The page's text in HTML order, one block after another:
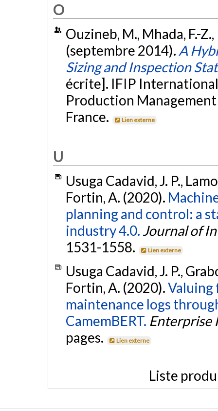
O
Ouzineb, M., Mhada, F.-
(septembre 2014). A
Sizing and Inspection
écrite]. IFIP
Production Management
France.
Lien externe
U
Usuga Cadavid, J. P.,
Fortin, A. (2020).
planning and control: a
industry 4.0. Journal of
1531-1558.
Lien externe
Usuga Cadavid, J. P.,
Fortin, A. (2020).
maintenance logs
CamemBERT. Enterprise
pages.
Lien externe
Liste